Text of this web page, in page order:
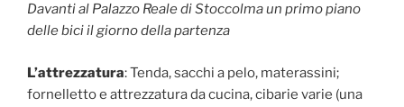
Davanti al Palazzo Reale di Stoccolma un primo piano
delle bici il giorno della partenza
L’attrezzatura: Tenda, sacchi a pelo, materassini;
fornelletto e attrezzatura da cucina, cibarie varie (una